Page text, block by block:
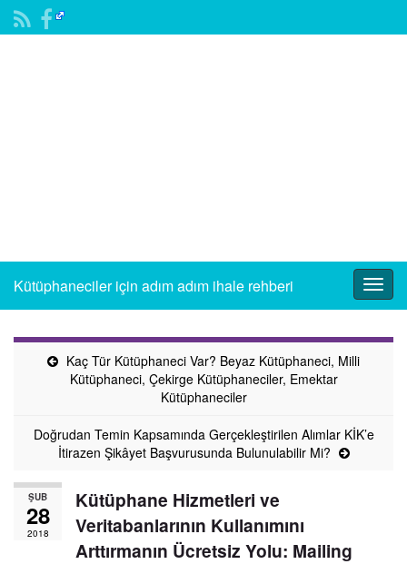
Kütüphaneciler için adım adım ihale rehberi
Kaç Tür Kütüphaneci Var? Beyaz Kütüphaneci, Milli
Kütüphaneci, Çekirge Kütüphaneciler, Emektar
Kütüphaneciler
Doğrudan Temin Kapsamında Gerçekleştirilen Alımlar KİK’e
İtirazen Şikâyet Başvurusunda Bulunulabilir Mi?
ŞUB
28
2018
Kütüphane Hizmetleri ve
Veritabanlarının Kullanımını
Arttırmanın Ücretsiz Yolu: Mailing